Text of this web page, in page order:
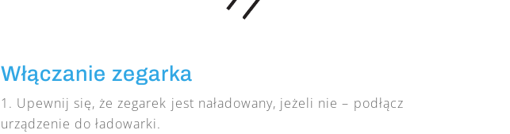
Włączanie zegarka
Upewnij się, że zegarek jest naładowany, jeżeli nie – podłącz
urządzenie do ładowarki.